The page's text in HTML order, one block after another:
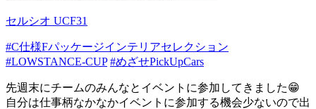
セルシオ UCF31
#C仕様Fパッケージインテリアセレクション
#LOWSTANCE-CUP #めざせPickUpCars
先週末にチームのみんなとイベントに参加してきました😁
自分は仕事柄なかなかイベントに参加する機会少ないので出